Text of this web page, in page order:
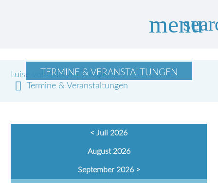
menu
Suchbegriffe SUCHEN
TERMINE & VERANSTALTUNGEN
Luise von Baden
Allgemein
Termine & Veranstaltungen
< Juli 2026
August 2026
September 2026 >